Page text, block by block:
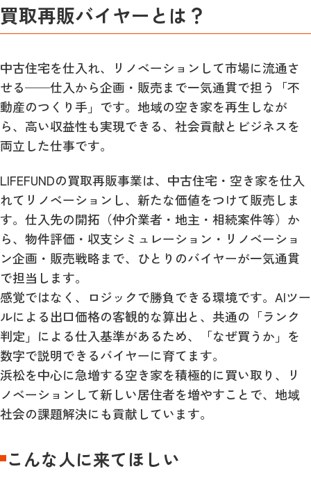
買取再販バイヤーとは？
中古住宅を仕入れ、リノベーションして市場に流通さ
せる——仕入から企画・販売まで一気通貫で担う「不
動産のつくり手」です。地域の空き家を再生しなが
ら、高い収益性も実現できる、社会貢献とビジネスを
両立した仕事です。
LIFEFUNDの買取再販事業は、中古住宅・空き家を仕入
れてリノベーションし、新たな価値をつけて販売しま
す。仕入先の開拓（仲介業者・地主・相続案件等）か
ら、物件評価・収支シミュレーション・リノベーショ
ン企画・販売戦略まで、ひとりのバイヤーが一気通貫
で担当します。
感覚ではなく、ロジックで勝負できる環境です。AIツー
ルによる出口価格の客観的な算出と、共通の「ランク
判定」による仕入基準があるため、「なぜ買うか」を
数字で説明できるバイヤーに育てます。
浜松を中心に急増する空き家を積極的に買い取り、リ
ノベーションして新しい居住者を増やすことで、地域
社会の課題解決にも貢献しています。
こんな人に来てほしい